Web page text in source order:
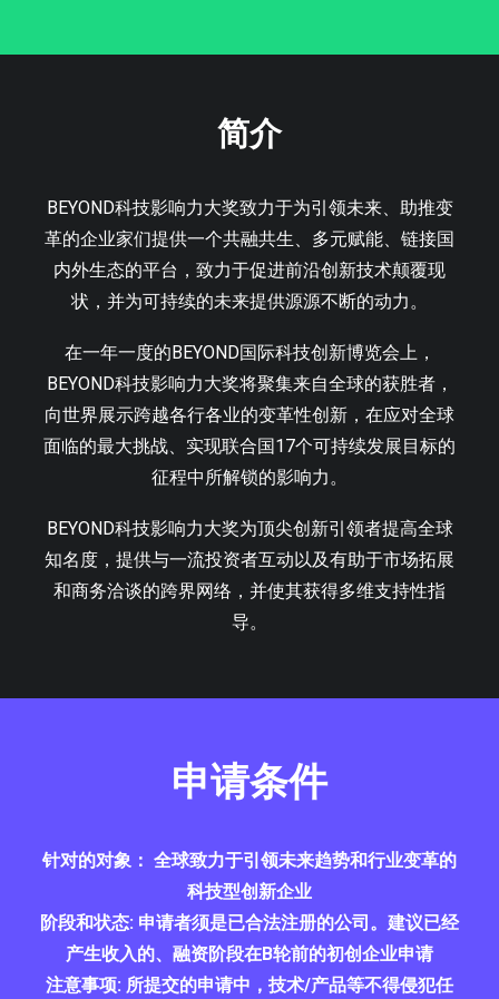
简介
BEYOND科技影响力大奖致力于为引领未来、助推变
革的企业家们提供一个共融共生、多元赋能、链接国
内外生态的平台，致力于促进前沿创新技术颠覆现
状，并为可持续的未来提供源源不断的动力。
在一年一度的BEYOND国际科技创新博览会上，
BEYOND科技影响力大奖将聚集来自全球的获胜者，
向世界展示跨越各行各业的变革性创新，在应对全球
面临的最大挑战、实现联合国17个可持续发展目标的
征程中所解锁的影响力。
BEYOND科技影响力大奖为顶尖创新引领者提高全球
知名度，提供与一流投资者互动以及有助于市场拓展
和商务洽谈的跨界网络，并使其获得多维支持性指
导。
申请条件
针对的对象： 全球致力于引领未来趋势和行业变革的
科技型创新企业
阶段和状态: 申请者须是已合法注册的公司。建议已经
产生收入的、融资阶段在B轮前的初创企业申请
注意事项: 所提交的申请中，技术/产品等不得侵犯任